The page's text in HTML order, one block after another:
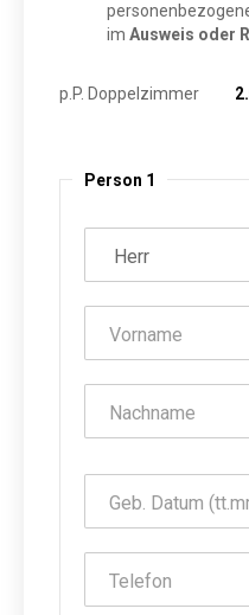
im Ausweis oder
p.P. Doppelzimmer
Person 1